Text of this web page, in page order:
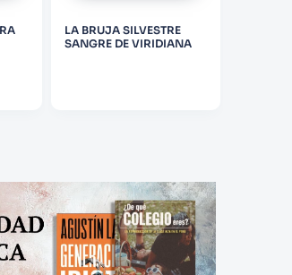
LA BRUJA SILVESTRE
SANGRE DE VIRIDIANA